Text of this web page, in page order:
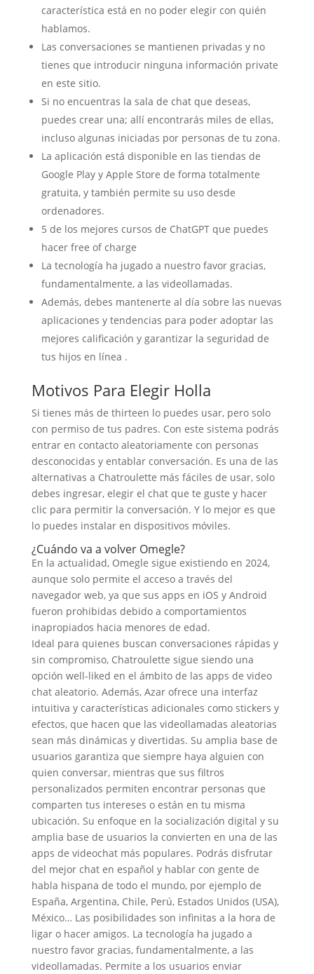
característica está en no poder elegir con quién
hablamos.
Las conversaciones se mantienen privadas y no
tienes que introducir ninguna información private
en este sitio.
Si no encuentras la sala de chat que deseas,
puedes crear una; allí encontrarás miles de ellas,
incluso algunas iniciadas por personas de tu zona.
La aplicación está disponible en las tiendas de
Google Play y Apple Store de forma totalmente
gratuita, y también permite su uso desde
ordenadores.
5 de los mejores cursos de ChatGPT que puedes
hacer free of charge
La tecnología ha jugado a nuestro favor gracias,
fundamentalmente, a las videollamadas.
Además, debes mantenerte al día sobre las nuevas
aplicaciones y tendencias para poder adoptar las
mejores calificación y garantizar la seguridad de
tus hijos en línea .
Motivos Para Elegir Holla
Si tienes más de thirteen lo puedes usar, pero solo
con permiso de tus padres. Con este sistema podrás
entrar en contacto aleatoriamente con personas
desconocidas y entablar conversación. Es una de las
alternativas a Chatroulette más fáciles de usar, solo
debes ingresar, elegir el chat que te guste y hacer
clic para permitir la conversación. Y lo mejor es que
lo puedes instalar en dispositivos móviles.
¿Cuándo va a volver Omegle?
En la actualidad, Omegle sigue existiendo en 2024,
aunque solo permite el acceso a través del
navegador web, ya que sus apps en iOS y Android
fueron prohibidas debido a comportamientos
inapropiados hacia menores de edad.
Ideal para quienes buscan conversaciones rápidas y
sin compromiso, Chatroulette sigue siendo una
opción well-liked en el ámbito de las apps de video
chat aleatorio. Además, Azar ofrece una interfaz
intuitiva y características adicionales como stickers y
efectos, que hacen que las videollamadas aleatorias
sean más dinámicas y divertidas. Su amplia base de
usuarios garantiza que siempre haya alguien con
quien conversar, mientras que sus filtros
personalizados permiten encontrar personas que
comparten tus intereses o están en tu misma
ubicación. Su enfoque en la socialización digital y su
amplia base de usuarios la convierten en una de las
apps de videochat más populares. Podrás disfrutar
del mejor chat en español y hablar con gente de
habla hispana de todo el mundo, por ejemplo de
España, Argentina, Chile, Perú, Estados Unidos (USA),
México… Las posibilidades son infinitas a la hora de
ligar o hacer amigos. La tecnología ha jugado a
nuestro favor gracias, fundamentalmente, a las
videollamadas. Permite a los usuarios enviar